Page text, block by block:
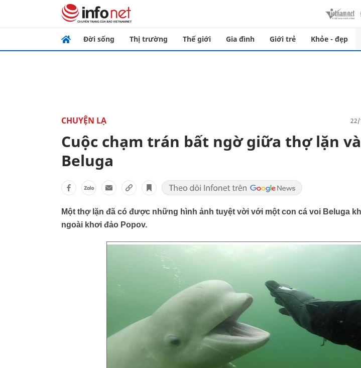
Đời sống Thị trường Thế giới Gia đình Giới trẻ Khỏe - đẹp
CHUYỆN LẠ
Cuộc chạm trán bất ngờ giữa thợ lặn
Beluga
Một thợ lặn đã có được những hình ảnh tuyệt vời với một con cá voi Beluga
ngoài khơi đảo Popov.